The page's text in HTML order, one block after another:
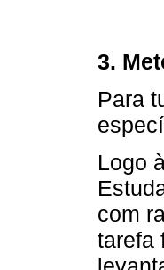
3.
Para
Logo
com
tarefa